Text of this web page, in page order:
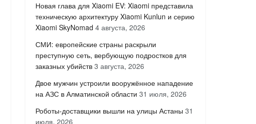
Новая глава для Xiaomi EV: Xiaomi представила
техническую архитектуру Xiaomi Kunlun и серию
Xiaomi SkyNomad 4 августа, 2026
СМИ: европейские страны раскрыли
преступную сеть, вербующую подростков для
заказных убийств 3 августа, 2026
Двое мужчин устроили вооружённое нападение
на АЗС в Алматинской области 31 июля, 2026
Роботы-доставщики вышли на улицы Астаны 31
июля, 2026